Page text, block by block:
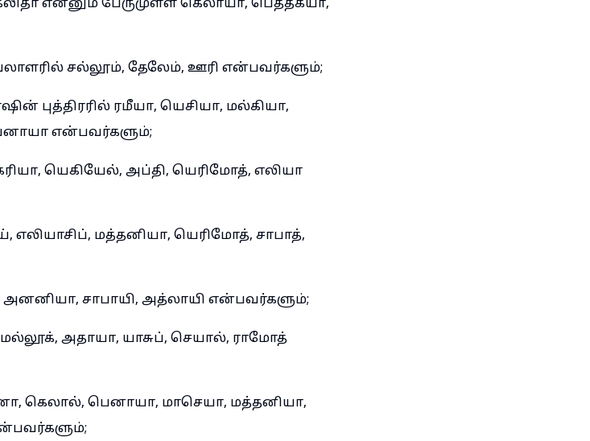
என்னும் பேருமுள்ள கெலாயா, பெத்தகீயா,
சல்லூம், தேலேம், ஊரி என்பவர்களும்;
புத்திரரில் ரமீயா, யெசியா, மல்கியா,
என்பவர்களும்;
யெகியேல், அப்தி, யெரிமோத், எலியா
எலியாசிப், மத்தனியா, யெரிமோத், சாபாத்,
சாபாயி, அத்லாயி என்பவர்களும்;
மல்லூக், அதாயா, யாசுப், செயால், ராமோத்
கெலால், பெனாயா, மாசெயா, மத்தனியா,